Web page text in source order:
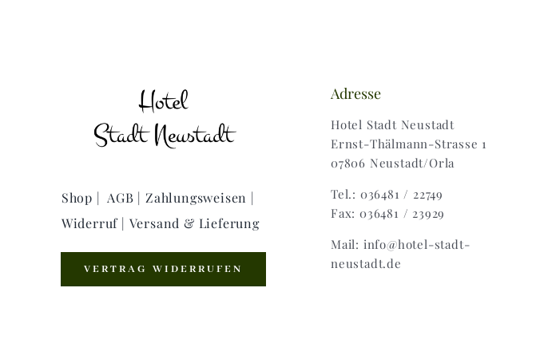
Shop | AGB | Zahlungsweisen |
Widerruf | Versand & Lieferung
VERTRAG WIDERRUFEN
Adresse
Hotel Stadt Neustadt
Ernst-Thälmann-Strasse 1
07806 Neustadt/Orla
Tel.: 036481 / 22749
Fax: 036481 / 23929
Mail: info@hotel-stadt-
neustadt.de